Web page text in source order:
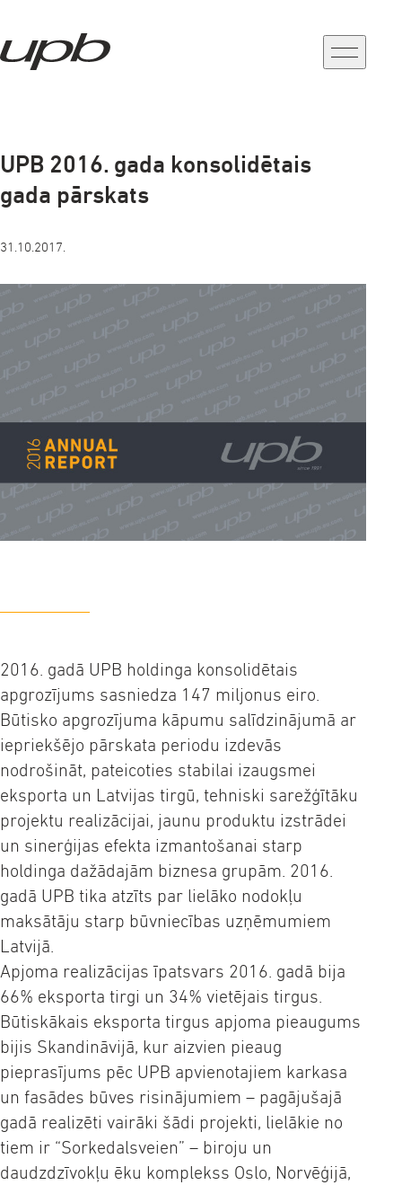
UPB 2016. gada konsolidētais
gada pārskats
31.10.2017.
2016. gadā UPB holdinga konsolidētais
apgrozījums sasniedza 147 miljonus eiro.
Būtisko apgrozījuma kāpumu salīdzinājumā ar
iepriekšējo pārskata periodu izdevās
nodrošināt, pateicoties stabilai izaugsmei
eksporta un Latvijas tirgū, tehniski sarežģītāku
projektu realizācijai, jaunu produktu izstrādei
un sinerģijas efekta izmantošanai starp
holdinga dažādajām biznesa grupām. 2016.
gadā UPB tika atzīts par lielāko nodokļu
maksātāju starp būvniecības uzņēmumiem
Latvijā.
Apjoma realizācijas īpatsvars 2016. gadā bija
66% eksporta tirgi un 34% vietējais tirgus.
Būtiskākais eksporta tirgus apjoma pieaugums
bijis Skandināvijā, kur aizvien pieaug
pieprasījums pēc UPB apvienotajiem karkasa
un fasādes būves risinājumiem – pagājušajā
gadā realizēti vairāki šādi projekti, lielākie no
tiem ir “Sorkedalsveien” – biroju un
daudzdzīvokļu ēku komplekss Oslo, Norvēģijā,